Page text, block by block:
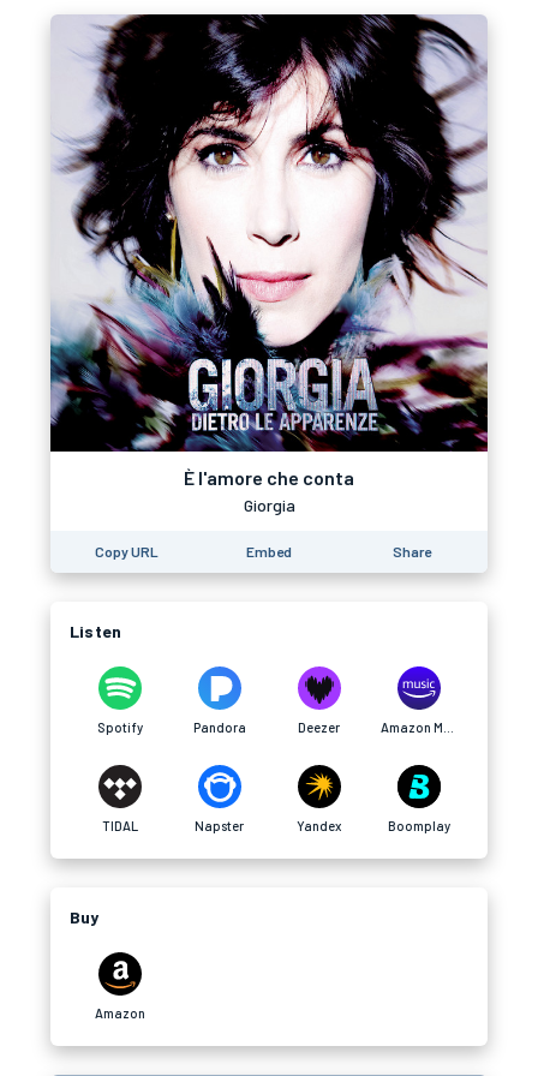
È l'amore che conta
Giorgia
Copy URL Embed Share
Listen
Spotify Pandora Deezer
TIDAL Napster Yandex Boomplay
Buy
Amazon